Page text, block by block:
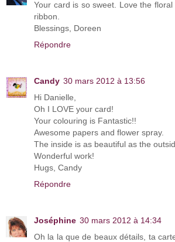
Your card is so sweet. Love the
ribbon.
Blessings, Doreen
Répondre
Candy 30 mars 2012 à 13:56
Hi Danielle,
Oh I LOVE your card!
Your colouring is Fantastic!!
Awesome papers and flower spray.
The inside is as beautiful as the
Wonderful work!
Hugs, Candy
Répondre
Joséphine 30 mars 2012 à 14:34
Oh la la que de beaux détails, ta